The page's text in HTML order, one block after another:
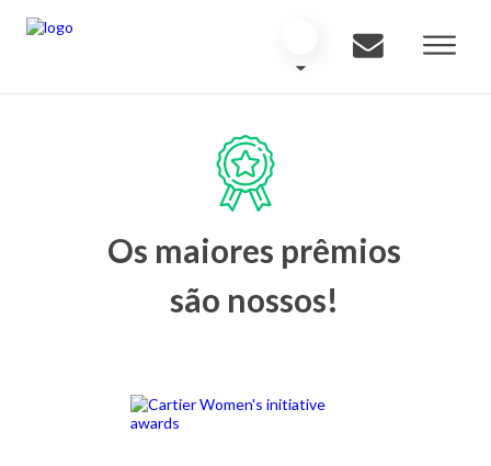
Os maiores prêmios
são nossos!